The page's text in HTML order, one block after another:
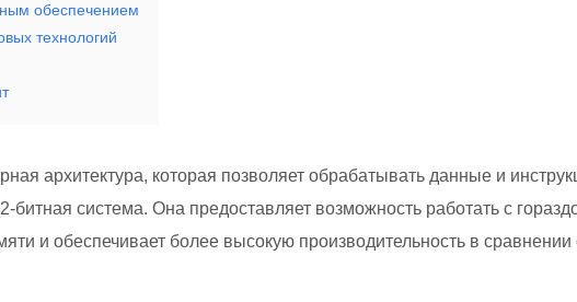
обеспечением
технологий
архитектура, которая позволяет обрабатывать данные и
система. Она предоставляет возможность работать с
и обеспечивает более высокую производительность в сравнении